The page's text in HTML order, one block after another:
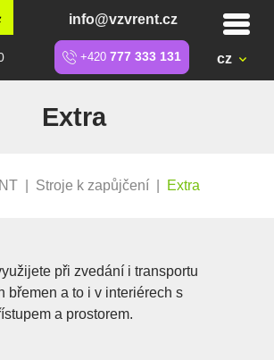
info@vzvrent.cz
+420 777 333 131 cz
Extra
| Stroje k zapůjčení| Extra
při zvedání i transportu
břemen a to i v interiérech s
a prostorem.